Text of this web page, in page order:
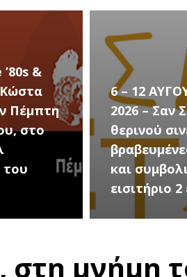
του
με 7
Ο Sidarta
στην
για την
συναυλία
Τρίτη 18
στη μνήμη